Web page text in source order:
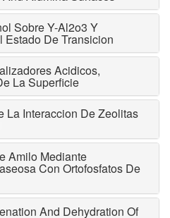
Sobre Y-Al2o3 Y
Estado De Transicion
Acidicos,
La Superficie
La Interaccion De Zeolitas
Amilo Mediante
Con Ortofosfatos De
And Dehydration Of